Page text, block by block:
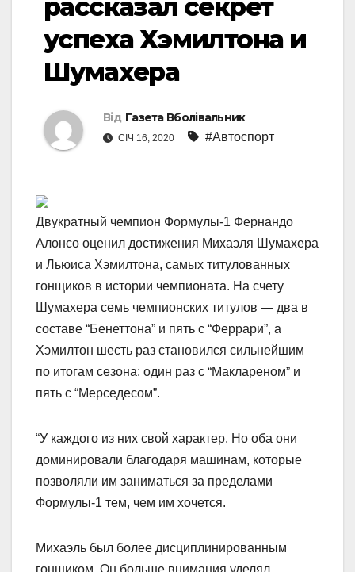
рассказал секрет
успеха Хэмилтона и
Шумахера
Від Газета Вболівальник
СІЧ 16, 2020 #Автоспорт
Двукратный чемпион Формулы-1 Фернандо
Алонсо оценил достижения Михаэля Шумахера
и Льюиса Хэмилтона, самых титулованных
гонщиков в истории чемпионата. На счету
Шумахера семь чемпионских титулов — два в
составе “Бенеттона” и пять с “Феррари”, а
Хэмилтон шесть раз становился сильнейшим
по итогам сезона: один раз с “Маклареном” и
пять с “Мерседесом”.
“У каждого из них свой характер. Но оба они
доминировали благодаря машинам, которые
позволяли им заниматься за пределами
Формулы-1 тем, чем им хочется.
Михаэль был более дисциплинированным